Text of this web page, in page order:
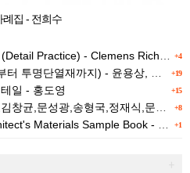
집 - 전희수
+4
Practice) - Clemens Richarz
+19
Werner Riedel,Heribert Oberhaus,Frank Frossel,Wolfgang Haegele 저
+15
일 - 홍도영
+8
균,문성광,송형국,정재식,문병호
+1
Sample Book - David Keuning 외 6인